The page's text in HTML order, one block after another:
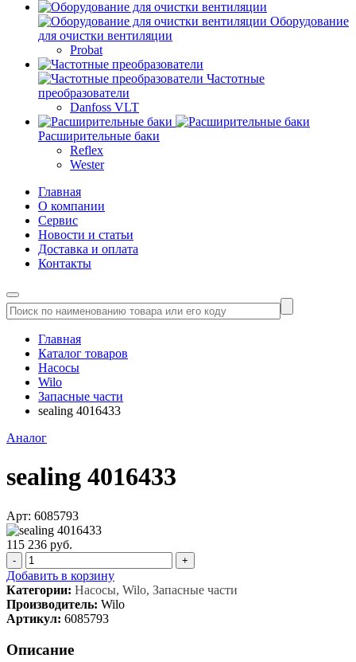
Оборудование
для очистки вентиляции
Probat
Частотные
преобразователи
Danfoss VLT
Расширительные баки
Reflex
Wester
Главная
О компании
Сервис
Новости и статьи
Доставка и оплата
Контакты
Главная
Каталог товаров
Насосы
Wilo
Запасные части
sealing 4016433
Аналог
sealing 4016433
Арт: 6085793
115 236 руб.
- +
Добавить в корзину
Категории: Насосы, Wilo, Запасные части
Производитель: Wilo
Артикул: 6085793
Описание